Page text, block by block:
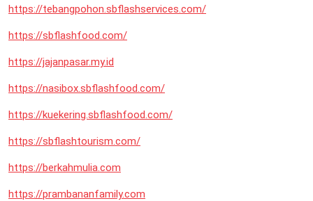
https://tebangpohon.sbflashservices.com/
https://sbflashfood.com/
https://jajanpasar.my.id
https://nasibox.sbflashfood.com/
https://kuekering.sbflashfood.com/
https://sbflashtourism.com/
https://berkahmulia.com
https://prambananfamily.com